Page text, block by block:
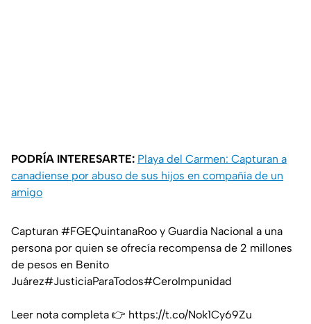
PODRÍA INTERESARTE: Playa del Carmen: Capturan a
canadiense por abuso de sus hijos en compañía de un
amigo
Capturan #FGEQuintanaRoo y Guardia Nacional a una
persona por quien se ofrecía recompensa de 2 millones
de pesos en Benito
Juárez#JusticiaParaTodos#CeroImpunidad
Leer nota completa 👉 https://t.co/Nok1Cy69Zu